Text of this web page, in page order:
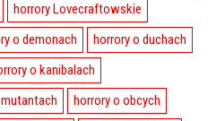
horrory Lovecraftowskie
o demonach
horrory o duchach
o kanibalach
horrory o obcych